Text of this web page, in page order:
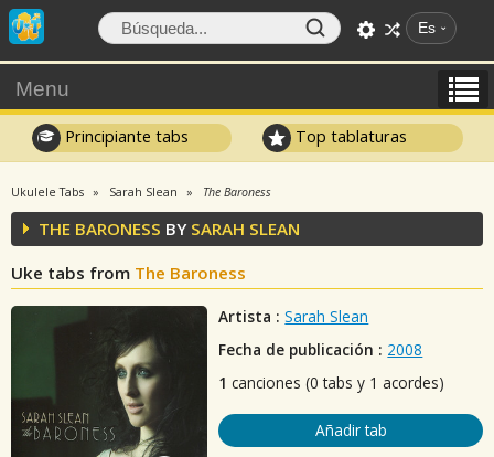
Es
Menu
Principiante tabs Top tablaturas
Ukulele Tabs Sarah Slean The Baroness
THE BARONESS BY SARAH SLEAN
Uke tabs from The Baroness
Artista : Sarah Slean
Fecha de publicación : 2008
1 canciones (0 tabs y 1 acordes)
Añadir tab